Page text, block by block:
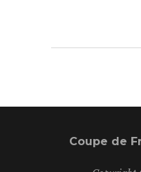
Coupe de